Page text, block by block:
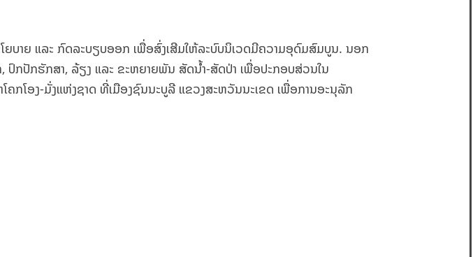
ຍບາຍ ແລະ ກົດລະບຽບອອກ ເພື່ອສົ່ງເສີມໃຫ້ລະບົບນິເວດມີຄວາມອຸດົມສົມບູນ. ນອກ
ປົກປັກຮັກສາ, ລ້ຽງ ແລະ ຂະຫຍາຍພັນ ສັດນ້ຳ-ສັດປ່າ ເພື່ອປະກອບສ່ວນໃນ
ຄກໂອງ-ມັ່ງແຫ່ງຊາດ ທີ່ເມືອງຊົນນະບູລີ ແຂວງສະຫວັນນະເຂດ ເພື່ອການອະນຸລັກ